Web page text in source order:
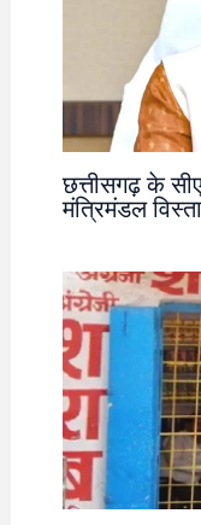
छत्तीसगढ़ के
मंत्रिमंडल